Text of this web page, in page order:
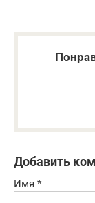
Добавить
Имя *